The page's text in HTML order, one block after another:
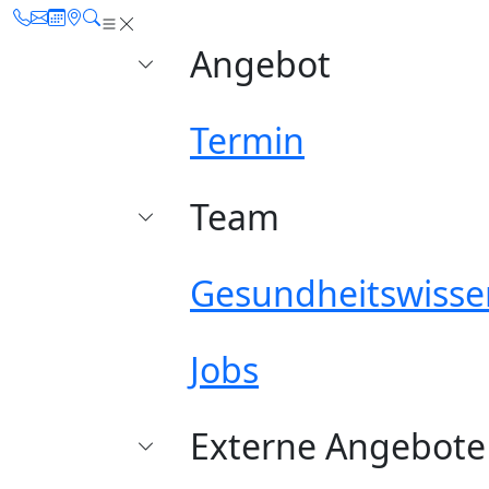
Angebot
Termin
Team
Jobs
Externe Angebote